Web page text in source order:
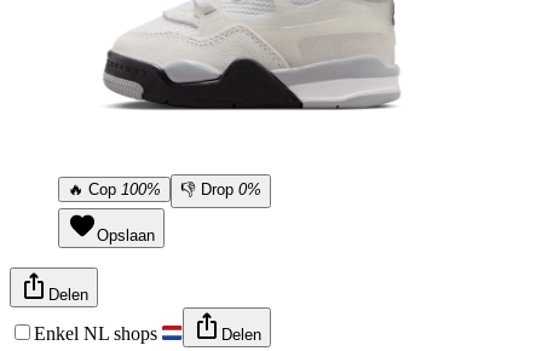
🔥 Cop 100% 👎 Drop 0%
Opslaan
Delen
Enkel NL shops Delen